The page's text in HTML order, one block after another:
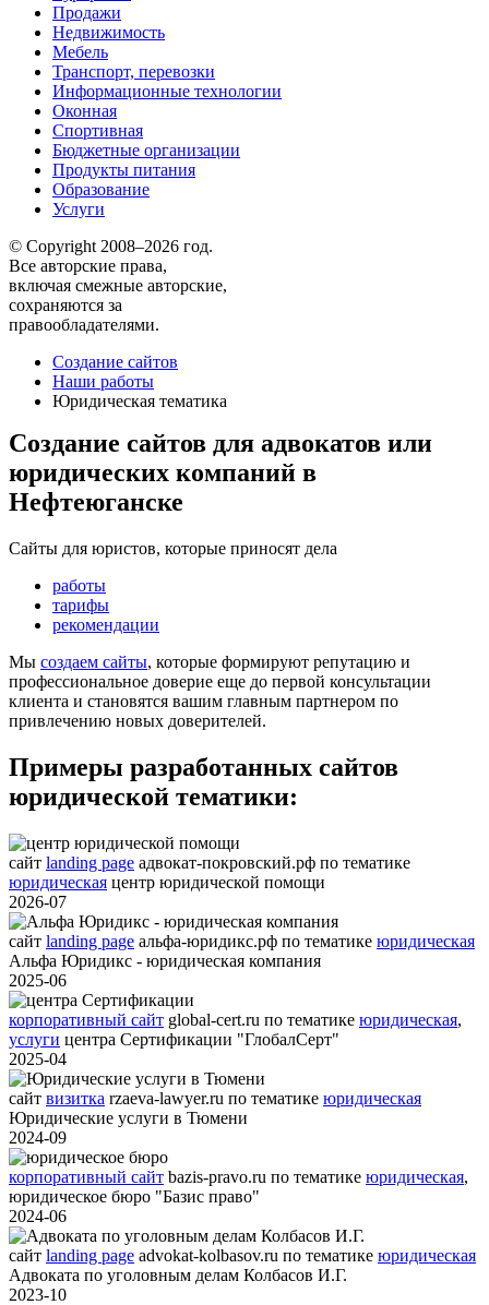
Продажи
Недвижимость
Мебель
Транспорт, перевозки
Информационные технологии
Оконная
Спортивная
Бюджетные организации
Продукты питания
Образование
Услуги
© Copyright 2008–2026 год.
Все авторские права,
включая смежные авторские,
сохраняются за
правообладателями.
Создание сайтов
Наши работы
Юридическая тематика
Создание сайтов для адвокатов или
юридических компаний в
Нефтеюганске
Сайты для юристов, которые приносят дела
работы
тарифы
рекомендации
Мы создаем сайты, которые формируют репутацию и
профессиональное доверие еще до первой консультации
клиента и становятся вашим главным партнером по
привлечению новых доверителей.
Примеры разработанных сайтов
юридической тематики:
сайт landing page адвокат-покровский.рф по тематике
юридическая центр юридической помощи
2026-07
сайт landing page альфа-юридикс.рф по тематике юридическая
Альфа Юридикс - юридическая компания
2025-06
корпоративный сайт global-cert.ru по тематике юридическая,
услуги центра Сертификации "ГлобалСерт"
2025-04
сайт визитка rzaeva-lawyer.ru по тематике юридическая
Юридические услуги в Тюмени
2024-09
корпоративный сайт bazis-pravo.ru по тематике юридическая,
юридическое бюро "Базис право"
2024-06
сайт landing page advokat-kolbasov.ru по тематике юридическая
Адвоката по уголовным делам Колбасов И.Г.
2023-10